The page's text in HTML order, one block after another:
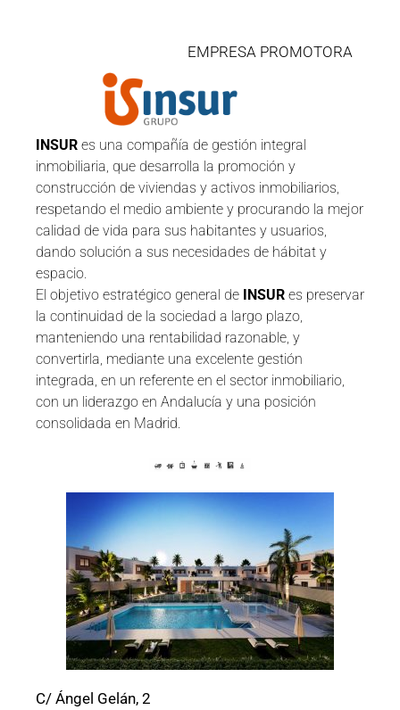
EMPRESA PROMOTORA
INSUR es una compañía de gestión integral
inmobiliaria, que desarrolla la promoción y
construcción de viviendas y activos inmobiliarios,
respetando el medio ambiente y procurando la mejor
calidad de vida para sus habitantes y usuarios,
dando solución a sus necesidades de hábitat y
espacio.
El objetivo estratégico general de INSUR es preservar
la continuidad de la sociedad a largo plazo,
manteniendo una rentabilidad razonable, y
convertirla, mediante una excelente gestión
integrada, en un referente en el sector inmobiliario,
con un liderazgo en Andalucía y una posición
consolidada en Madrid.
C/ Ángel Gelán, 2